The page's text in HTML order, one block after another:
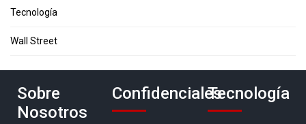
Tecnología
Wall Street
Sobre
Nosotros
ConfidencialesTecnología